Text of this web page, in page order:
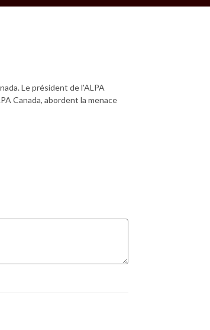
Le président de l'ALPA
Canada, abordent la menace